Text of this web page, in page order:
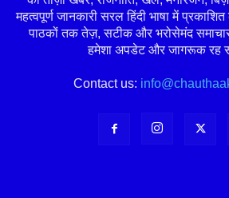
महत्वपूर्ण जानकारी सरल हिंदी भाषा में प्रकाशित
पाठकों तक तेज़, सटीक और भरोसेमंद
हमेशा अपडेट और जागरूक रह
Contact us: